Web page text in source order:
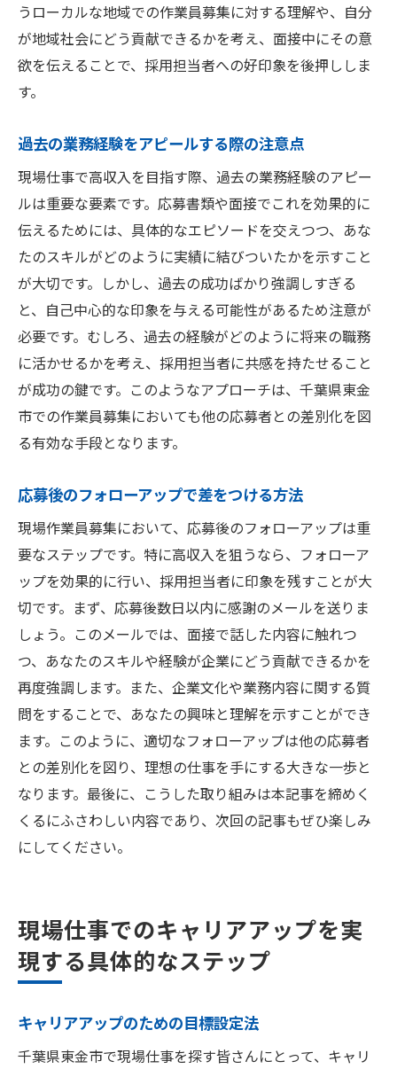
うローカルな地域での作業員募集に対する理解や、自分
が地域社会にどう貢献できるかを考え、面接中にその意
欲を伝えることで、採用担当者への好印象を後押ししま
す。
過去の業務経験をアピールする際の注意点
現場仕事で高収入を目指す際、過去の業務経験のアピー
ルは重要な要素です。応募書類や面接でこれを効果的に
伝えるためには、具体的なエピソードを交えつつ、あな
たのスキルがどのように実績に結びついたかを示すこと
が大切です。しかし、過去の成功ばかり強調しすぎる
と、自己中心的な印象を与える可能性があるため注意が
必要です。むしろ、過去の経験がどのように将来の職務
に活かせるかを考え、採用担当者に共感を持たせること
が成功の鍵です。このようなアプローチは、千葉県東金
市での作業員募集においても他の応募者との差別化を図
る有効な手段となります。
応募後のフォローアップで差をつける方法
現場作業員募集において、応募後のフォローアップは重
要なステップです。特に高収入を狙うなら、フォローア
ップを効果的に行い、採用担当者に印象を残すことが大
切です。まず、応募後数日以内に感謝のメールを送りま
しょう。このメールでは、面接で話した内容に触れつ
つ、あなたのスキルや経験が企業にどう貢献できるかを
再度強調します。また、企業文化や業務内容に関する質
問をすることで、あなたの興味と理解を示すことができ
ます。このように、適切なフォローアップは他の応募者
との差別化を図り、理想の仕事を手にする大きな一歩と
なります。最後に、こうした取り組みは本記事を締めく
くるにふさわしい内容であり、次回の記事もぜひ楽しみ
にしてください。
現場仕事でのキャリアアップを実
現する具体的なステップ
キャリアアップのための目標設定法
千葉県東金市で現場仕事を探す皆さんにとって、キャリ